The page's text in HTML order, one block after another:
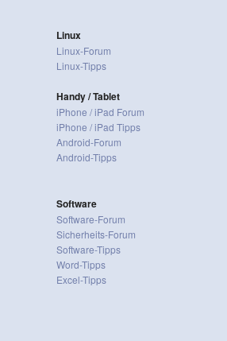
Linux
Linux-Forum
Linux-Tipps
Handy / Tablet
iPhone / iPad Forum
iPhone / iPad Tipps
Android-Forum
Android-Tipps
Software
Software-Forum
Sicherheits-Forum
Software-Tipps
Word-Tipps
Excel-Tipps